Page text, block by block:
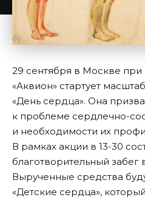
29 сентября в Москве
«Аквион» стартует
«День сердца». Она
к проблеме сердлечно-
и необходимости их
В рамках акции в 13-30
благотворительный забег
Вырученные средства
«Детские сердца»,